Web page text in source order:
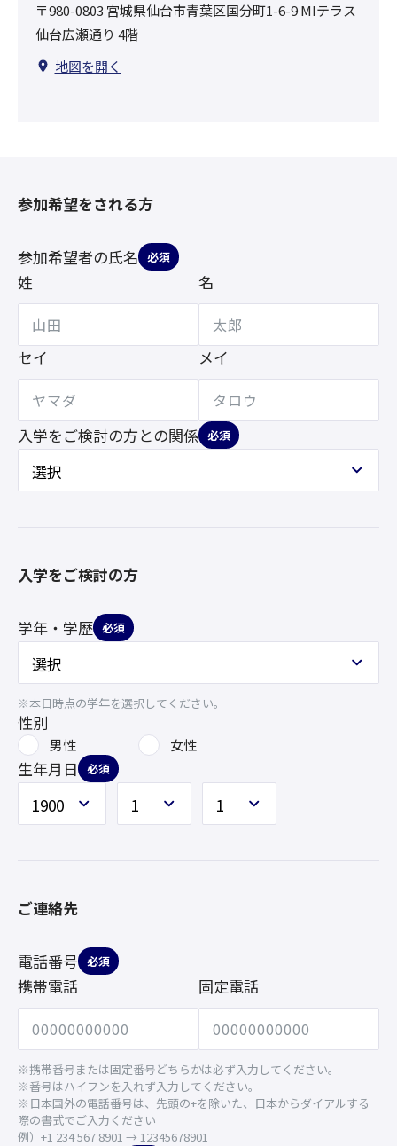
〒980-0803 宮城県仙台市青葉区国分町1-6-9 MIテラス
仙台広瀬通り 4階
地図を開く
参加希望をされる方
参加希望者の氏名 必須
姓 名
セイ メイ
入学をご検討の方との関係 必須
入学をご検討の方
学年・学歴 必須
※本日時点の学年を選択してください。
性別
男性 女性
生年月日 必須
ご連絡先
電話番号 必須
携帯電話 固定電話
※携帯番号または固定番号どちらかは必ず入力してください。
※番号はハイフンを入れず入力してください。
※日本国外の電話番号は、先頭の+を除いた、日本からダイアルする
際の書式でご入力ください
例）+1 234 567 8901 → 12345678901